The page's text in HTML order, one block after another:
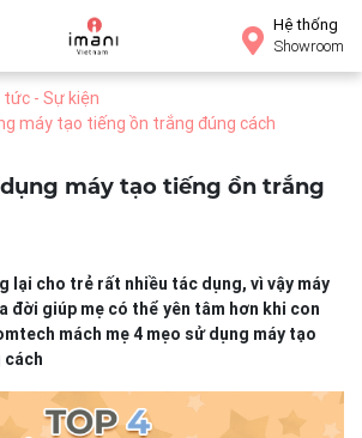
Hệ thống
Showroom
tức - Sự kiện
máy tạo tiếng ồn trắng đúng cách
máy tạo tiếng ồn trắng
lại cho trẻ rất nhiều tác dụng, vì vậy máy
đời giúp mẹ có thể yên tâm hơn khi con
mách mẹ 4 mẹo sử dụng máy tạo